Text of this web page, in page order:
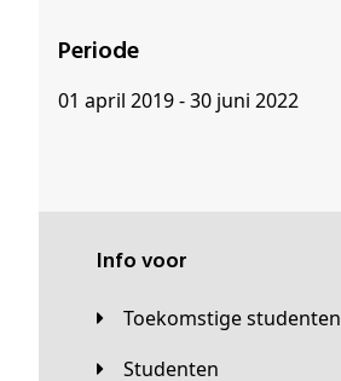
Periode
01 april 2019 - 30 juni 2022
Info voor
Toekomstige studenten
Studenten